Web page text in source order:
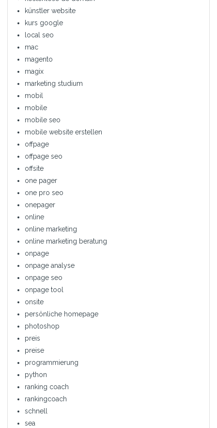
künstler website
kurs google
local seo
mac
magento
magix
marketing studium
mobil
mobile
mobile seo
mobile website erstellen
offpage
offpage seo
offsite
one pager
one pro seo
onepager
online
online marketing
online marketing beratung
onpage
onpage analyse
onpage seo
onpage tool
onsite
persönliche homepage
photoshop
preis
preise
programmierung
python
ranking coach
rankingcoach
schnell
sea